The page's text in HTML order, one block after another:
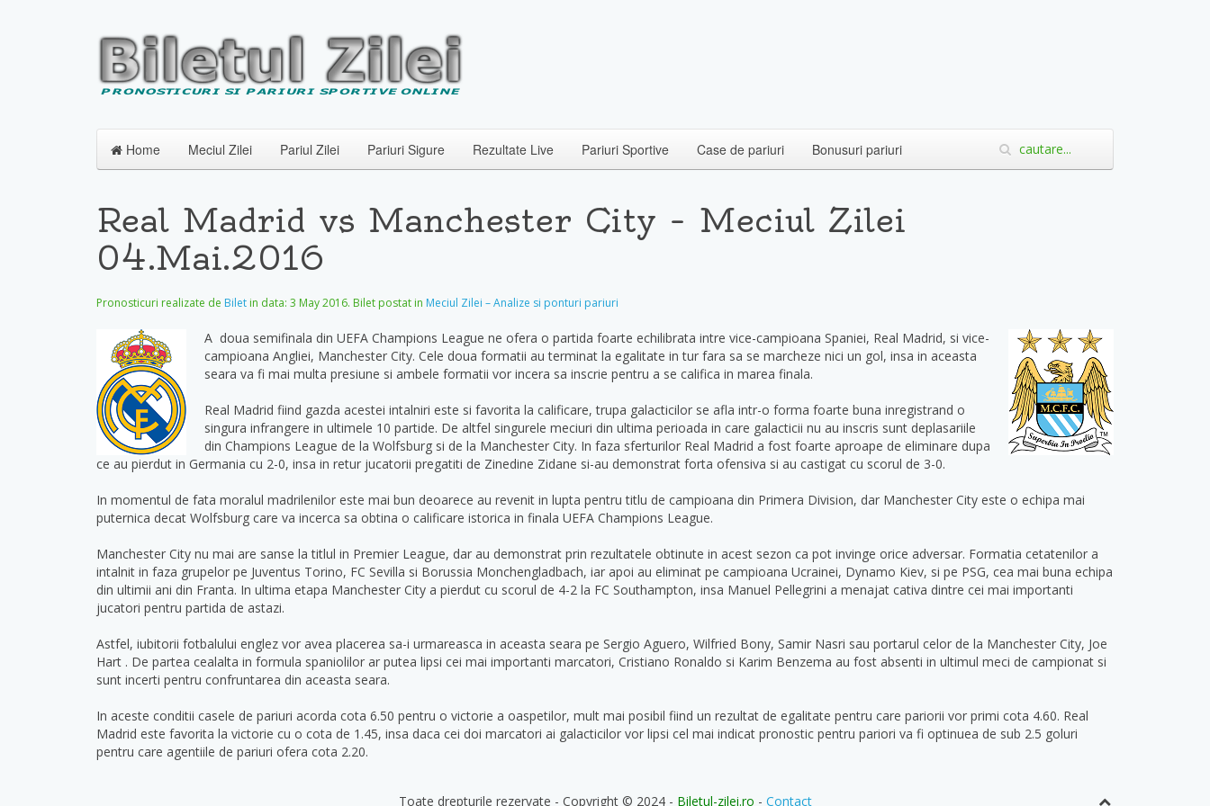
Home Meciul Zilei Pariul Zilei Pariuri Sigure Rezultate Live Pariuri Sportive Case de pariuri Bonusuri pariuri
Real Madrid vs Manchester City – Meciul Zilei
04.Mai.2016
Pronosticuri realizate de Bilet in data: 3 May 2016. Bilet postat in Meciul Zilei – Analize si ponturi pariuri
A doua semifinala din UEFA Champions League ne ofera o partida foarte echilibrata intre vice-campioana Spaniei, Real Madrid, si vice-
campioana Angliei, Manchester City. Cele doua formatii au terminat la egalitate in tur fara sa se marcheze nici un gol, insa in aceasta
seara va fi mai multa presiune si ambele formatii vor incera sa inscrie pentru a se califica in marea finala.
Real Madrid fiind gazda acestei intalniri este si favorita la calificare, trupa galacticilor se afla intr-o forma foarte buna inregistrand o
singura infrangere in ultimele 10 partide. De altfel singurele meciuri din ultima perioada in care galacticii nu au inscris sunt deplasariile
din Champions League de la Wolfsburg si de la Manchester City. In faza sferturilor Real Madrid a fost foarte aproape de eliminare dupa
ce au pierdut in Germania cu 2-0, insa in retur jucatorii pregatiti de Zinedine Zidane si-au demonstrat forta ofensiva si au castigat cu scorul de 3-0.
In momentul de fata moralul madrilenilor este mai bun deoarece au revenit in lupta pentru titlu de campioana din Primera Division, dar Manchester City este o echipa mai
puternica decat Wolfsburg care va incerca sa obtina o calificare istorica in finala UEFA Champions League.
Manchester City nu mai are sanse la titlul in Premier League, dar au demonstrat prin rezultatele obtinute in acest sezon ca pot invinge orice adversar. Formatia cetatenilor a
intalnit in faza grupelor pe Juventus Torino, FC Sevilla si Borussia Monchengladbach, iar apoi au eliminat pe campioana Ucrainei, Dynamo Kiev, si pe PSG, cea mai buna echipa
din ultimii ani din Franta. In ultima etapa Manchester City a pierdut cu scorul de 4-2 la FC Southampton, insa Manuel Pellegrini a menajat cativa dintre cei mai importanti
jucatori pentru partida de astazi.
Astfel, iubitorii fotbalului englez vor avea placerea sa-i urmareasca in aceasta seara pe Sergio Aguero, Wilfried Bony, Samir Nasri sau portarul celor de la Manchester City, Joe
Hart . De partea cealalta in formula spaniolilor ar putea lipsi cei mai importanti marcatori, Cristiano Ronaldo si Karim Benzema au fost absenti in ultimul meci de campionat si
sunt incerti pentru confruntarea din aceasta seara.
In aceste conditii casele de pariuri acorda cota 6.50 pentru o victorie a oaspetilor, mult mai posibil fiind un rezultat de egalitate pentru care pariorii vor primi cota 4.60. Real
Madrid este favorita la victorie cu o cota de 1.45, insa daca cei doi marcatori ai galacticilor vor lipsi cel mai indicat pronostic pentru pariori va fi optinuea de sub 2.5 goluri
pentru care agentiile de pariuri ofera cota 2.20.
Toate drepturile rezervate - Copyright © 2024 - Biletul-zilei.ro - Contact